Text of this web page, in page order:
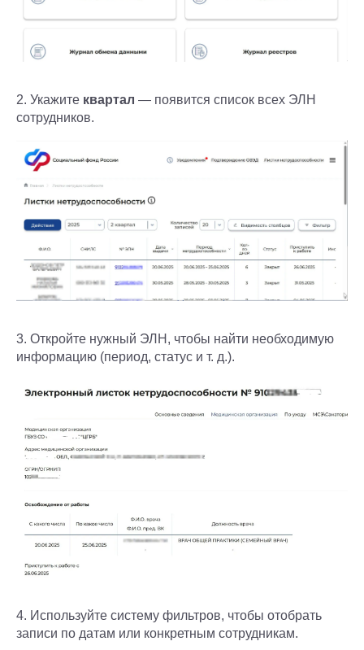
2. Укажите квартал — появится список всех ЭЛН
сотрудников.
3. Откройте нужный ЭЛН, чтобы найти необходимую
информацию (период, статус и т. д.).
4. Используйте систему фильтров, чтобы отобрать
записи по датам или конкретным сотрудникам.